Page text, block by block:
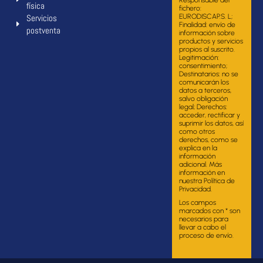
física
Servicios
postventa
fichero:
EURODISCAP.S. L;
Finalidad: envío de
información sobre
productos y servicios
propios al suscrito.
Legitimación:
consentimiento;
Destinatarios: no se
comunicarán los
datos a terceros,
salvo obligación
legal; Derechos:
acceder, rectificar y
suprimir los datos, así
como otros
derechos, como se
explica en la
información
adicional. Más
información en
nuestra Política de
Privacidad.
Los campos
marcados con * son
necesarios para
llevar a cabo el
proceso de envío.